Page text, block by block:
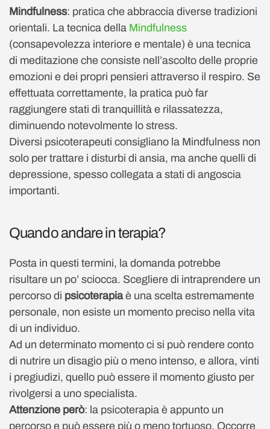
Mindfulness: pratica che abbraccia diverse tradizioni
orientali. La tecnica della Mindfulness
(consapevolezza interiore e mentale) è una tecnica
di meditazione che consiste nell’ascolto delle proprie
emozioni e dei propri pensieri attraverso il respiro. Se
effettuata correttamente, la pratica può far
raggiungere stati di tranquillità e rilassatezza,
diminuendo notevolmente lo stress.
Diversi psicoterapeuti consigliano la Mindfulness non
solo per trattare i disturbi di ansia, ma anche quelli di
depressione, spesso collegata a stati di angoscia
importanti.
Quando andare in terapia?
Posta in questi termini, la domanda potrebbe
risultare un po’ sciocca. Scegliere di intraprendere un
percorso di psicoterapiaè una scelta estremamente
personale, non esiste un momento preciso nella vita
di un individuo.
Ad un determinato momento ci si può rendere conto
di nutrire un disagio più o meno intenso, e allora, vinti
i pregiudizi, quello può essere il momento giusto per
rivolgersi a uno specialista.
Attenzione però: la psicoterapia è appunto un
percorso e può essere più o meno tortuoso. Occorre